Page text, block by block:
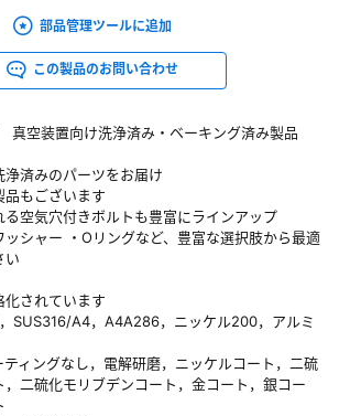
空装置向け洗浄済み・ベーキング済み製品
浄済みのパーツをお届け
品もございます
る空気穴付きボルトも豊富にラインアップ
ッシャー ・Oリングなど、豊富な選択肢から最適
い
されています
SUS316/A4，A4A286，ニッケル200，アルミ
ティングなし，電解研磨，ニッケルコート，二硫
二硫化モリブデンコート，金コート，銀コー
部品管理ツールに追加
この製品のお問い合わせ
ログイン
方は、
れた方は、 お問い合わせページ